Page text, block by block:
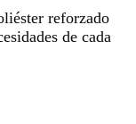
reforzado
de cada